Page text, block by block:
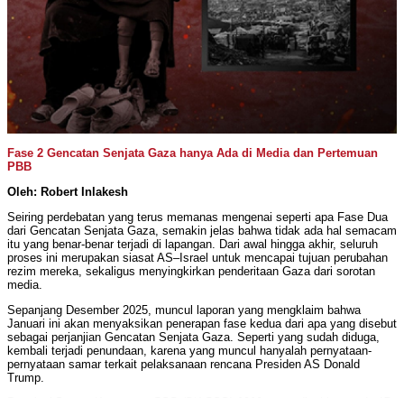
Fase 2 Gencatan Senjata Gaza hanya Ada di Media dan Pertemuan
PBB
Oleh: Robert Inlakesh
Seiring perdebatan yang terus memanas mengenai seperti apa Fase Dua
dari Gencatan Senjata Gaza, semakin jelas bahwa tidak ada hal semacam
itu yang benar-benar terjadi di lapangan. Dari awal hingga akhir, seluruh
proses ini merupakan siasat AS–Israel untuk mencapai tujuan perubahan
rezim mereka, sekaligus menyingkirkan penderitaan Gaza dari sorotan
media.
Sepanjang Desember 2025, muncul laporan yang mengklaim bahwa
Januari ini akan menyaksikan penerapan fase kedua dari apa yang disebut
sebagai perjanjian Gencatan Senjata Gaza. Seperti yang sudah diduga,
kembali terjadi penundaan, karena yang muncul hanyalah pernyataan-
pernyataan samar terkait pelaksanaan rencana Presiden AS Donald
Trump.